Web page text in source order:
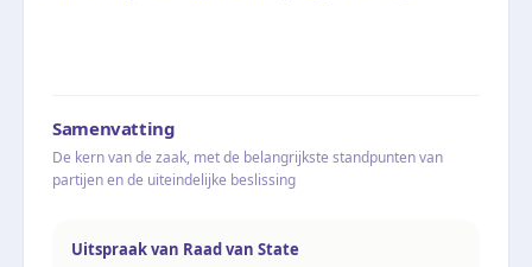
Samenvatting
De kern van de zaak, met de belangrijkste standpunten van
partijen en de uiteindelijke beslissing
Uitspraak van Raad van State